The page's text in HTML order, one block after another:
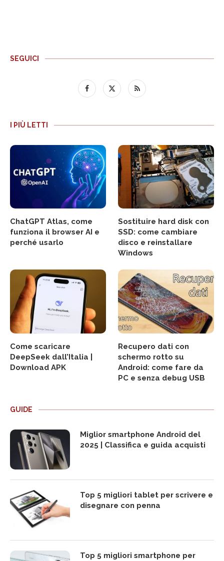
SEGUICI
I PIÙ LETTI
ChatGPT Atlas, come
funziona il browser AI e
perché usarlo
Sostituire hard disk con
SSD: come cambiare
disco e reinstallare
Windows
Come scaricare
DeepSeek dall’Italia |
Download APK
Recupero dati con
schermo rotto su
Android: come fare da
PC e senza debug USB
GUIDE
Miglior smartphone Android del
2025 | Classifica e guida acquisti
Top 5 migliori tablet per scrivere e
disegnare con penna
Top 5 migliori smartphone per